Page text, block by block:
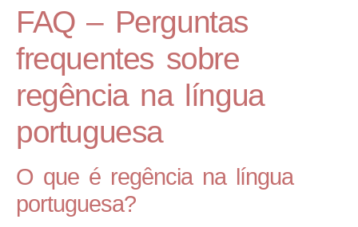
FAQ – Perguntas
frequentes sobre
regência na língua
portuguesa
O que é regência na língua
portuguesa?